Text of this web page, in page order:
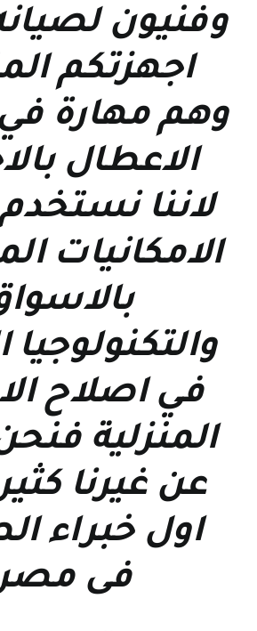
وفنيون
اجهزتكم
وهم مهارة
الاعطال
لاننا
الامكانيات
والتكنولوجيا
في اصلاح
المنزلية
عن غيرنا
اول خبراء
فى